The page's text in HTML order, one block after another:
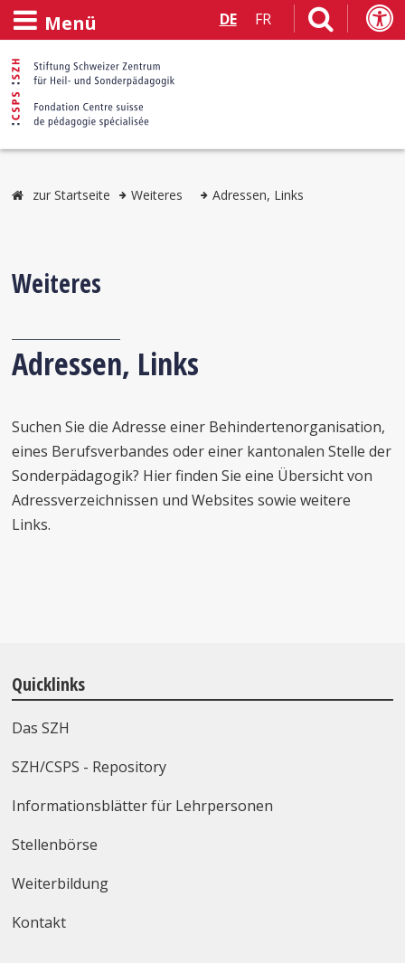
Menü DE FR
zur Startseite Weiteres Adressen, Links
Weiteres
Adressen, Links
Suchen Sie die Adresse einer Behindertenorganisation,
eines Berufsverbandes oder einer kantonalen Stelle der
Sonderpädagogik? Hier finden Sie eine Übersicht von
Adressverzeichnissen und Websites sowie weitere
Links.
Quicklinks
Das SZH
SZH/CSPS - Repository
Informationsblätter für Lehrpersonen
Stellenbörse
Weiterbildung
Kontakt